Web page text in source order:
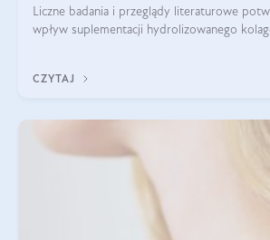
Liczne badania i przeglądy literaturowe
wpływ suplementacji hydrolizowanego
CZYTAJ